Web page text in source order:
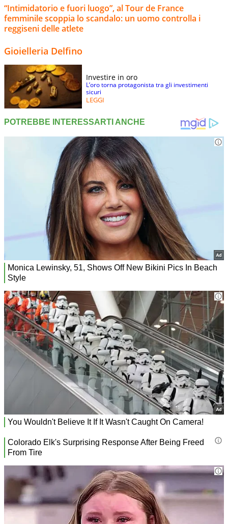
“Intimidatorio e fuori luogo”, al Tour de France
femminile scoppia lo scandalo: un uomo controlla i
reggiseni delle atlete
Gioielleria Delfino
Investire in oro
L’oro torna protagonista tra gli investimenti
sicuri
LEGGI